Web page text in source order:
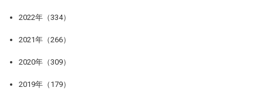
2022年（334）
2021年（266）
2020年（309）
2019年（179）